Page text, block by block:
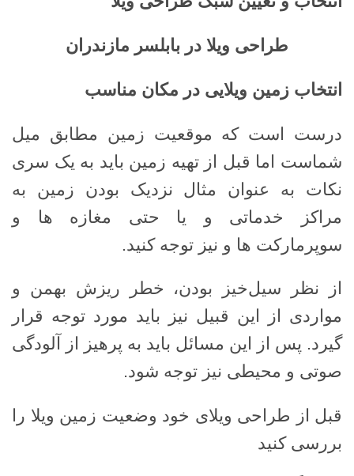
طراحی ویلا در بابلسر مازندران
انتخاب زمین ویلایی در مکان مناسب
درست است که موقعیت زمین مطابق میل
شماست اما قبل از تهیه زمین باید به یک سری
نکات به عنوان مثال نزدیک بودن زمین به
مراکز خدماتی و یا حتی مغازه ها و
سوپرمارکت ها و نیز توجه کنید.
از نظر سیل‌خیز بودن، خطر ریزش بهمن و
مواردی از این قبیل نیز باید مورد توجه قرار
گیرد. پس از این مسائل باید به پرهیز از آلودگی
صوتی و محیطی نیز توجه شود.
قبل از طراحی ویلای خود وضعیت زمین ویلا را
بررسی کنید